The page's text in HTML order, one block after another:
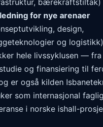
for nye arenaer
design,
og
hele livssyklusen — fra
og finansiering til
er også kilden
som internasjonal faglig
i norske ishall-